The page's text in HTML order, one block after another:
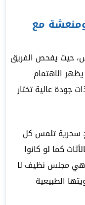
مع
حيث يفحص الفريق
الاهتمام
جودة عالية تختار
سحرية تلمس كل
كما لو كانوا
هي مجلس نظيف لا
الطبيعية